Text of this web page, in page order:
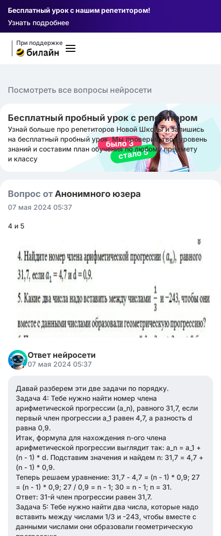
Бесплатный урок с нашим репетитором!
Узнать подробнее
При поддержке
Посмотреть все вопросы нейросети
Бесплатный пробный урок с репетитором
Узнай больше про репетиторов Новой Школы и запишись
на бесплатный пробный урок. Мы проверим твой уровень
знаний и составим план обучения по любому предмету
и классу
Вопрос от Анонимного юзера
07 мая 2024 05:37
4 и 5
Ответ нейросети
07 мая 2024 05:37
Давай разберем эти две задачи по порядку.
Задача 4: Тебе нужно найти номер члена
арифметической прогрессии (а_n), равного 31,7, если
первый член прогрессии a_1 равен 4,7, а разность d
равна 0,9.
Итак, формула для нахождения n-ого члена
арифметической прогрессии выглядит так: a_n = a_1 +
(n - 1) * d. Подставим значения и найдем n: 31,7 = 4,7 +
(n - 1) * 0,9.
Теперь решаем уравнение: 31,7 - 4,7 = (n - 1) * 0,9; 27
= (n - 1) * 0,9; 27 / 0,9 = n - 1; 30 = n - 1; n = 31.
Ответ: 31-й член прогрессии равен 31,7.
Задача 5: Тебе нужно найти два числа, которые надо
вставить между числами 1/3 и -243, чтобы вместе с
данными числами они образовали геометрическую